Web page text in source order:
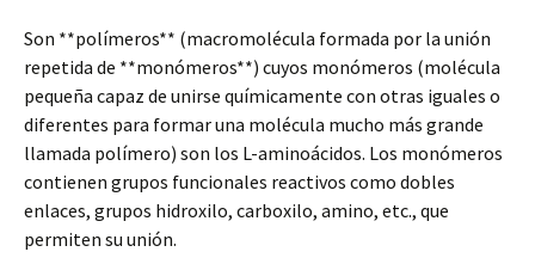
Son **polímeros** (macromolécula formada por la unión
repetida de **monómeros**) cuyos monómeros (molécula
pequeña capaz de unirse químicamente con otras iguales o
diferentes para formar una molécula mucho más grande
llamada polímero) son los L-aminoácidos. Los monómeros
contienen grupos funcionales reactivos como dobles
enlaces, grupos hidroxilo, carboxilo, amino, etc., que
permiten su unión.